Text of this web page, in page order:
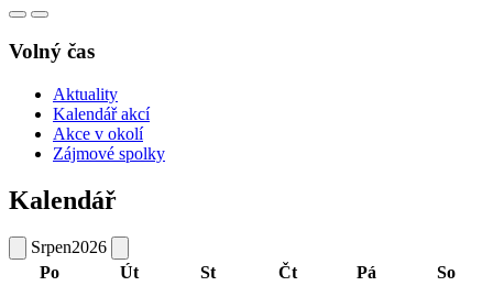
Volný čas
Aktuality
Kalendář akcí
Akce v okolí
Zájmové spolky
Kalendář
Srpen2026
Po
Út St Čt Pá
So